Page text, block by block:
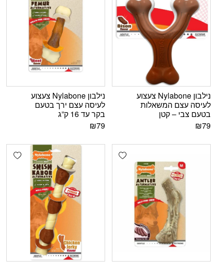
נילבון Nylabone צעצוע
לעיסה עצם המשאלות
בטעם צבי – קטן
₪79
נילבון Nylabone צעצוע
לעיסה עצם ירך בטעם
בקר עד 16 ק”ג
₪79
Add wishlist